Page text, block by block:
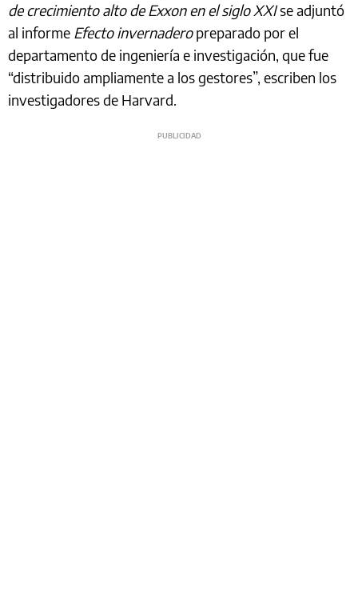
de crecimiento alto de Exxon en el siglo XXIse adjuntó
al informe Efecto invernaderopreparado por el
departamento de ingeniería e investigación, que fue
“distribuido ampliamente a los gestores”, escriben los
investigadores de Harvard.